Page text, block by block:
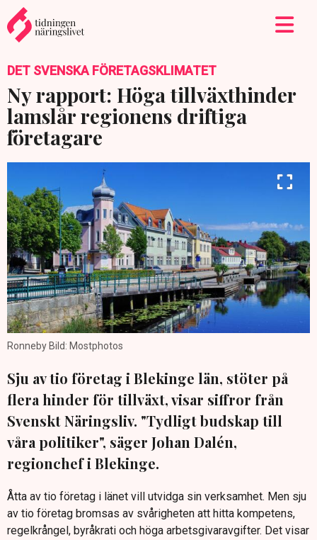
DET SVENSKA FÖRETAGSKLIMATET
Ny rapport: Höga tillväxthinder
lamslår regionens driftiga
företagare
Ronneby Bild: Mostphotos
Sju av tio företag i Blekinge län, stöter på
flera hinder för tillväxt, visar siffror från
Svenskt Näringsliv. "Tydligt budskap till
våra politiker", säger Johan Dalén,
regionchef i Blekinge.
Åtta av tio företag i länet vill utvidga sin verksamhet. Men sju
av tio företag bromsas av svårigheten att hitta kompetens,
regelkrångel, byråkrati och höga arbetsgivaravgifter. Det visar